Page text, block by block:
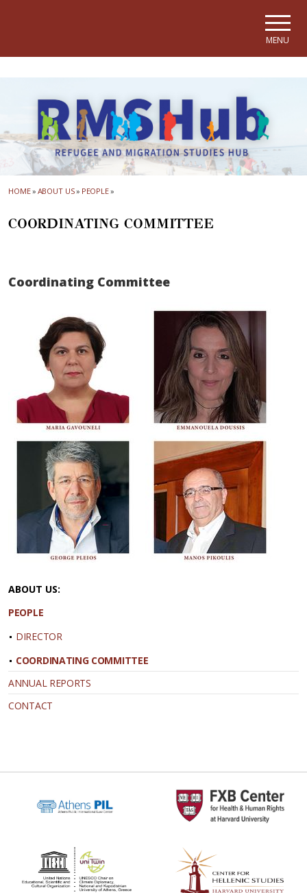
MENU
HOME» ABOUT US» PEOPLE»
COORDINATING COMMITTEE
Coordinating Committee
ABOUT US:
PEOPLE
DIRECTOR
COORDINATING COMMITTEE
ANNUAL REPORTS
CONTACT